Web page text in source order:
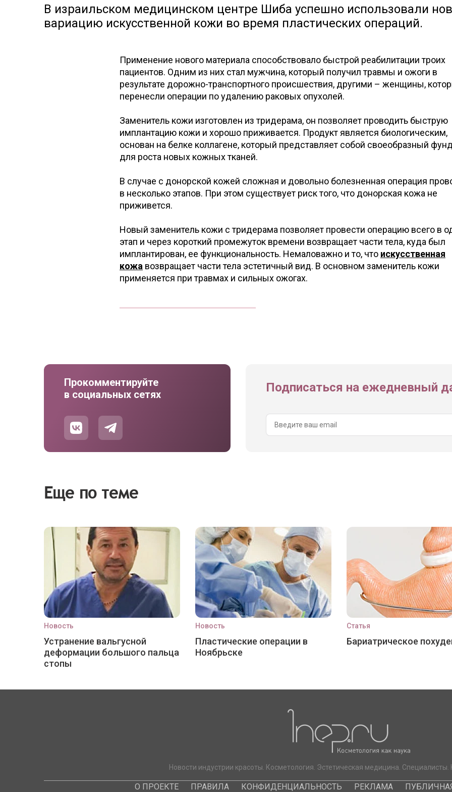
В израильском медицинском центре Шиба успешно использовали
вариацию искусственной кожи во время пластических операций.
Применение нового материала способствовало быстрой реабилитации троих
пациентов. Одним из них стал мужчина, который получил травмы и ожоги в
результате дорожно-транспортного происшествия, другими – женщины,
перенесли операции по удалению раковых опухолей.
Заменитель кожи изготовлен из тридерама, он позволяет проводить быструю
имплантацию кожи и хорошо приживается. Продукт является биологическим,
основан на белке коллагене, который представляет собой своеобразный
для роста новых кожных тканей.
В случае с донорской кожей сложная и довольно болезненная операция
в несколько этапов. При этом существует риск того, что донорская кожа не
приживется.
Новый заменитель кожи с тридерама позволяет провести операцию всего в
этап и через короткий промежуток времени возвращает части тела, куда был
имплантирован, ее функциональность. Немаловажно и то, что искусственная
кожа возвращает части тела эстетичный вид. В основном заменитель кожи
применяется при травмах и сильных ожогах.
Прокомментируйте
в социальных сетях
Подписаться на ежедневный
Еще по теме
Новость
Устранение вальгусной
деформации большого пальца
стопы
Новость
Пластические операции в
Ноябрьске
Статья
Бариатрическое
Новости индустрии красоты. Косметология. Эстетическая медицина. Специалисты.
О ПРОЕКТЕ ПРАВИЛА КОНФИДЕНЦИАЛЬНОСТЬ РЕКЛАМА